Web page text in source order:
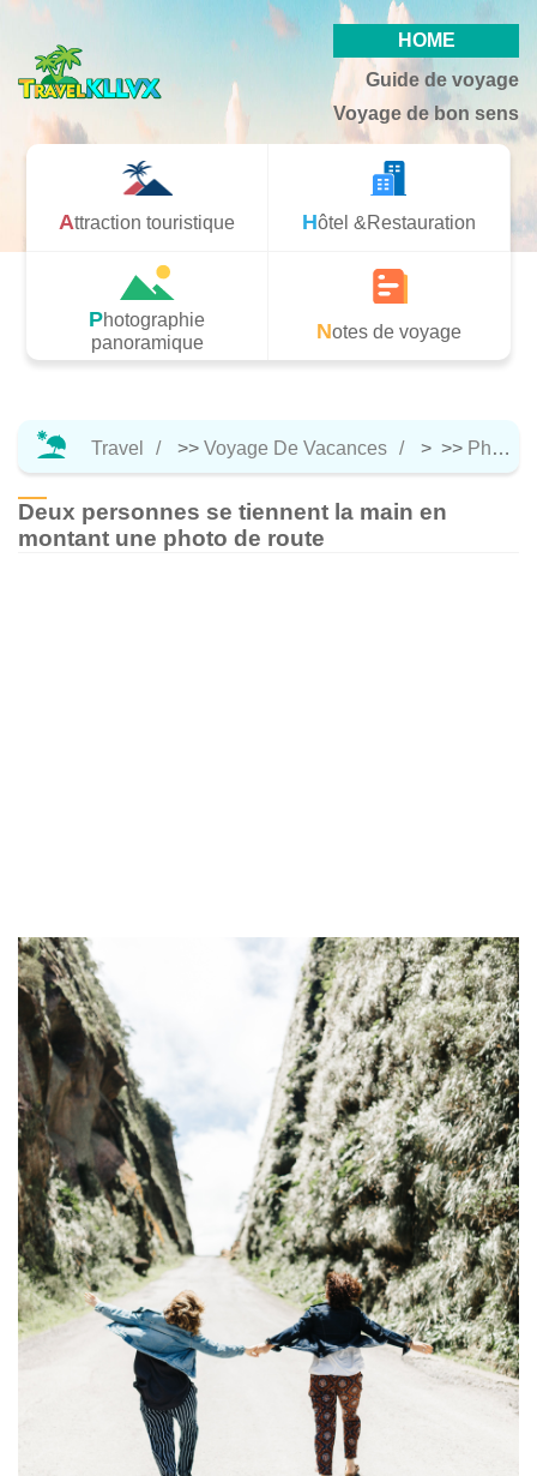
HOME
Guide de voyage
Voyage de bon sens
Attraction touristique Hôtel &Restauration
Photographie
panoramique
Notes de voyage
Travel >> Voyage De Vacances > >> Photographie Panoramique
Deux personnes se tiennent la main en
montant une photo de route